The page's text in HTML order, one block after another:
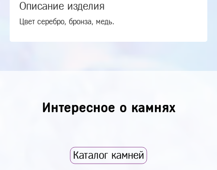
Описание изделия
Цвет серебро, бронза, медь.
Интересное о камнях
Каталог камней